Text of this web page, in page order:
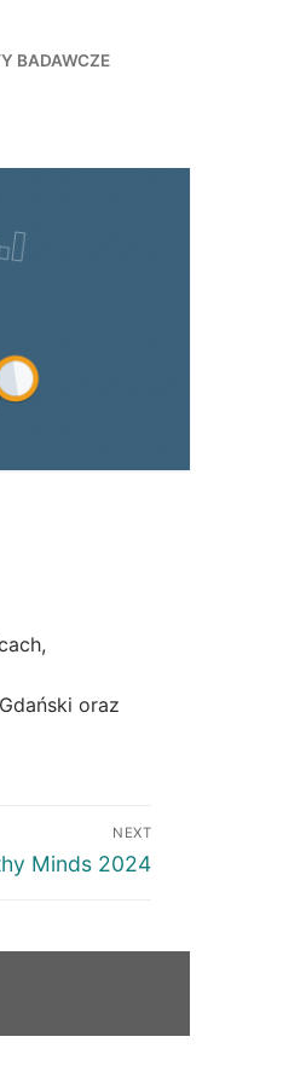
BADAWCZE
oraz
NEXT
Minds 2024